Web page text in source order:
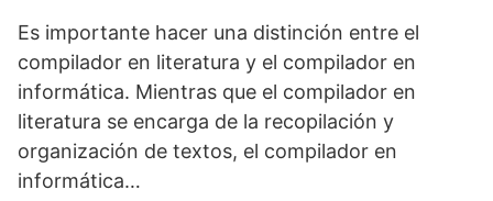
Es importante hacer una distinción entre el
compilador en literatura y el compilador en
informática. Mientras que el compilador en
literatura se encarga de la recopilación y
organización de textos, el compilador en
informática…